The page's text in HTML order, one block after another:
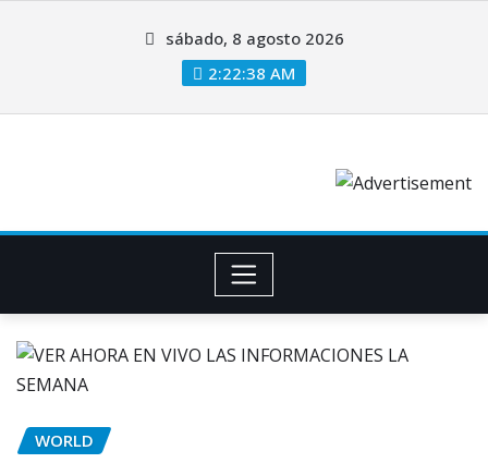
sábado, 8 agosto 2026
2:22:39 AM
WORLD